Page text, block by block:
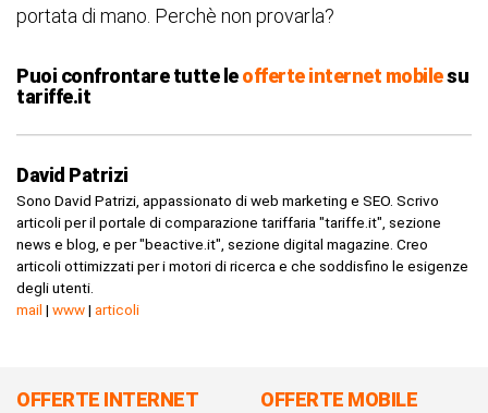
portata di mano. Perchè non provarla?
Puoi confrontare tutte leofferte internet mobilesu
tariffe.it
David Patrizi
Sono David Patrizi, appassionato di web marketing e SEO. Scrivo
articoli per il portale di comparazione tariffaria "tariffe.it", sezione
news e blog, e per "beactive.it", sezione digital magazine. Creo
articoli ottimizzati per i motori di ricerca e che soddisfino le esigenze
degli utenti.
mail | www| articoli
OFFERTE INTERNET OFFERTE MOBILE